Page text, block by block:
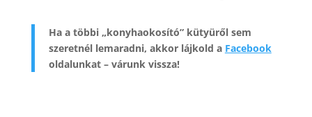
Ha a többi „konyhaokosító” kütyüről sem
szeretnél lemaradni, akkor lájkold a Facebook
oldalunkat – várunk vissza!